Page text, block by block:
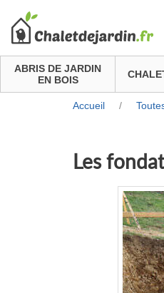
ABRIS DE JARDIN
EN BOIS
Accueil /
Les